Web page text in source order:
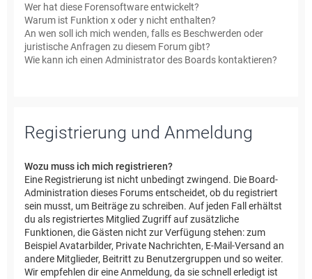
Wer hat diese Forensoftware entwickelt?
Warum ist Funktion x oder y nicht enthalten?
An wen soll ich mich wenden, falls es Beschwerden oder
juristische Anfragen zu diesem Forum gibt?
Wie kann ich einen Administrator des Boards kontaktieren?
Registrierung und Anmeldung
Wozu muss ich mich registrieren?
Eine Registrierung ist nicht unbedingt zwingend. Die Board-
Administration dieses Forums entscheidet, ob du registriert
sein musst, um Beiträge zu schreiben. Auf jeden Fall erhältst
du als registriertes Mitglied Zugriff auf zusätzliche
Funktionen, die Gästen nicht zur Verfügung stehen: zum
Beispiel Avatarbilder, Private Nachrichten, E-Mail-Versand an
andere Mitglieder, Beitritt zu Benutzergruppen und so weiter.
Wir empfehlen dir eine Anmeldung, da sie schnell erledigt ist